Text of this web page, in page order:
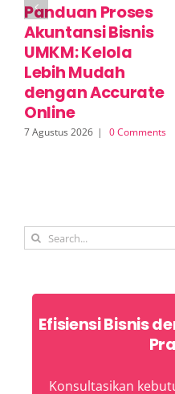
Panduan Proses
Akuntansi Bisnis
UMKM: Kelola
Lebih Mudah
dengan Accurate
Online
7 Agustus 2026 | 0 Comments
Search
Efisiensi Bisnis
Konsultasikan